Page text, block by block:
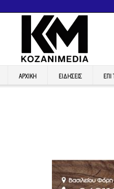
ΑΡΧΙΚΉ ΕΙΔΉΣΕΙΣ ΕΠI